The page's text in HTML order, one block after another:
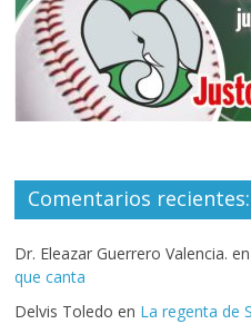
Comentarios recientes:
Dr. Eleazar Guerrero Valencia. en
que canta
Delvis Toledo en La regenta de